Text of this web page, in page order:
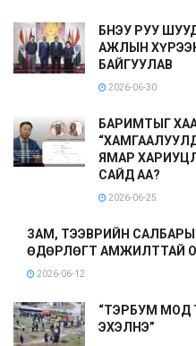
БНЭУ РУУ
АЖЛЫН
БАЙГУУЛАВ
2026-06-30
БАРИМТЫГ
ЯМАР
САЙД АА?
2026-06-25
ЗАМ, ТЭЭВРИЙН
ӨДӨРЛӨГТ АМЖИЛТТАЙ
2026-06-12
“ТЭРБУМ МОД
ЭХЭЛНЭ”